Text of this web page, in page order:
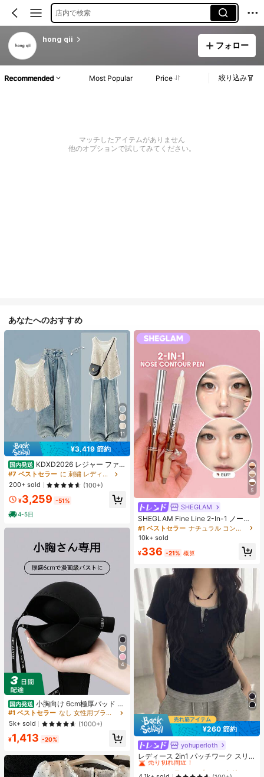
店内で検索
hong qii
フォロー
Recommended Most Popular Price 絞り込み
マッチしたアイテムがありません
他のオプションで試してみてください。
あなたへのおすすめ
11
¥3,419 節約
国内発送 KDXD2026 レジャー ファッ
ション ロングサイズ 夏服 女性 ワイ
ルドスタイル ボア付きトップス ワイ
ルドスタイル ロングスカート 3点セ
ット UVカット 軽量 通気性 袖付き
ヒップカバー効果 通気性抜群 サイズ
豊富
#7 ベストセラー
に 刺繍 レディースコーデ
200+ sold
(100+)
¥3,259 -51%
4-5日
4
国内発送 小胸向け 6cm極厚パッド 盛
りブラ ノンワイヤー 谷間メイク シ
ームレス ボリュームアップ 美胸フィ
ット ブラジャー
#1 ベストセラー
なし 女性用ブラジャーとブラレット
5k+ sold
(1000+)
¥1,413 -20%
5
SHEGLAM
SHEGLAM Fine Line 2-In-1 ノーズ
コンター&ハイライトペン-Buff ノー
ズシャドウ シェーディング 女性と女
の子のためのブランドビューティー
コスメメイクアップ
#1 ベストセラー
ナチュラル コントゥア＆ブロンザー
10k+ sold
¥336 -21% 概算
¥260 節約
yohuperloth
レディース 2in1 パッチワーク スリ
ムフィット 多用途 カジュアル 半袖T
シャツ ブラック 夏用
#3 ベストセラー
売り切れ間近！
#3 ベストセラー
#3 ベストセラー